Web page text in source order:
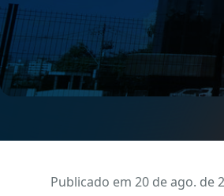
Publicado em 20 de ago. de